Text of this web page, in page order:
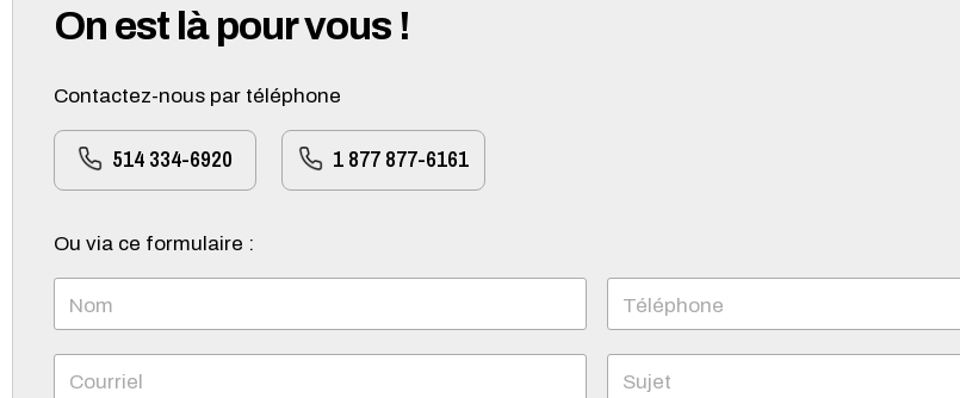
On est là pour vous !
Contactez-nous par téléphone
514 334-6920 1 877 877-6161
Ou via ce formulaire :
Nom Téléphone
Courriel Sujet